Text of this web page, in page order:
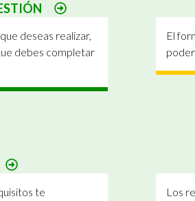
deseas realizar,
debes completar
El
te
Los